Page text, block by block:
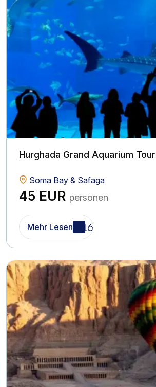
Hurghada Grand Aquarium Tour
Soma Bay & Safaga
45 EUR personen
Mehr Lesen